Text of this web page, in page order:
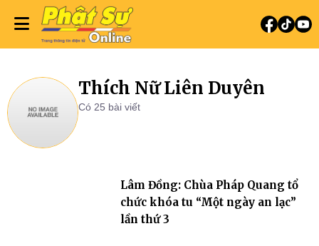
Thích Nữ Liên Duyên
Có 25 bài viết
Lâm Đồng: Chùa Pháp Quang tổ
chức khóa tu “Một ngày an lạc”
lần thứ 3